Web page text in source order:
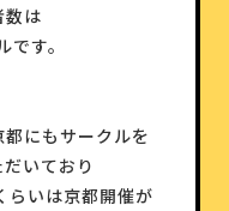
数は
す。
にもサークルを
いており
らいは京都開催が